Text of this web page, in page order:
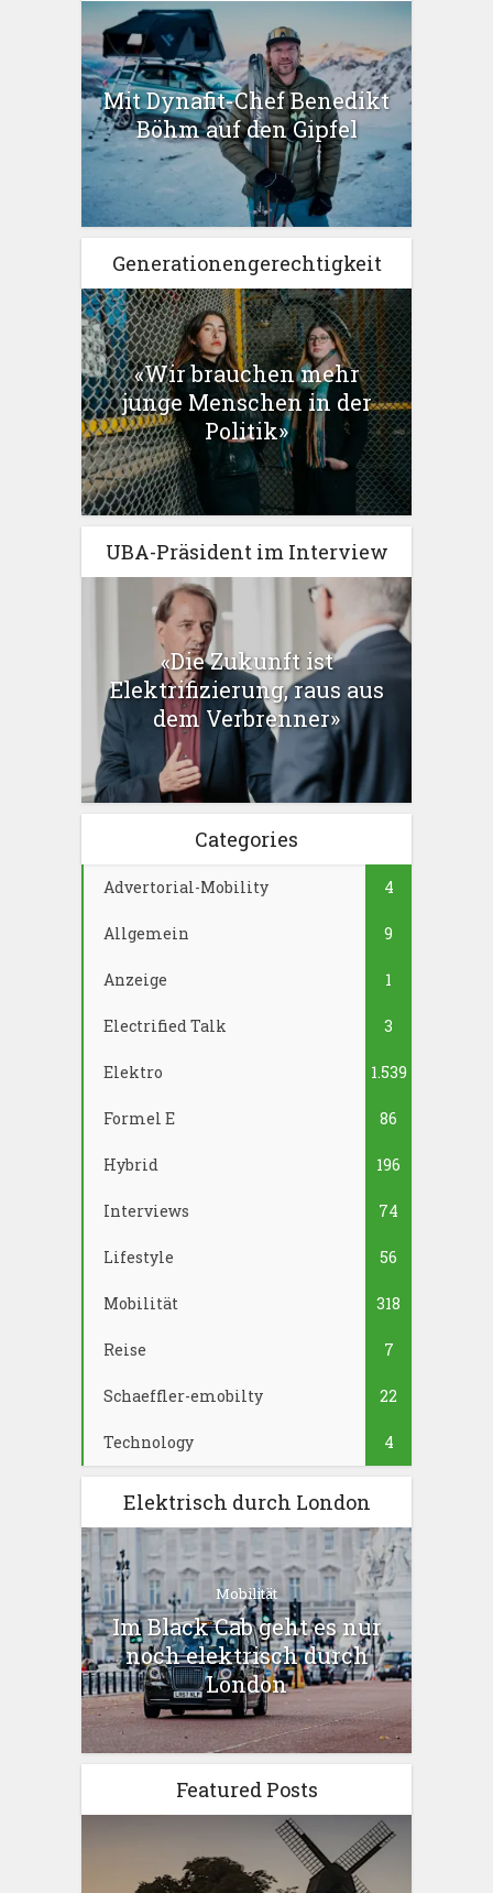
Mit Dynafit-Chef Benedikt
Böhm auf den Gipfel
Generationengerechtigkeit
«Wir brauchen mehr
junge Menschen in der
Politik»
UBA-Präsident im Interview
«Die Zukunft ist
Elektrifizierung, raus aus
dem Verbrenner»
Categories
Advertorial-Mobility 4
Allgemein 9
Anzeige 1
Electrified Talk 3
Elektro 1.539
Formel E 86
Hybrid 196
Interviews 74
Lifestyle 56
Mobilität 318
Reise 7
Schaeffler-emobilty 22
Technology 4
Elektrisch durch London
Mobilität
Im Black Cab geht es nur
noch elektrisch durch
London
Featured Posts